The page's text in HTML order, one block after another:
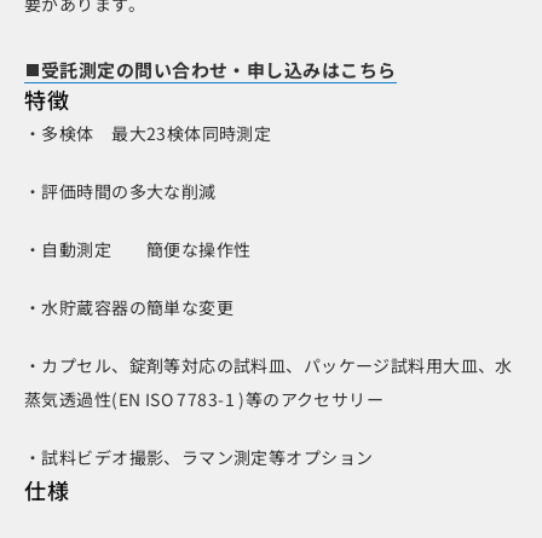
受託測定の問い合わせ・申し込みはこちら
特徴
・多検体 最大23検体同時測定
・評価時間の多大な削減
・自動測定 簡便な操作性
・水貯蔵容器の簡単な変更
・カプセル、錠剤等対応の試料皿、パッケージ試料用大皿、水
蒸気透過性(EN ISO 7783-1 )等のアクセサリー
・試料ビデオ撮影、ラマン測定等オプション
仕様